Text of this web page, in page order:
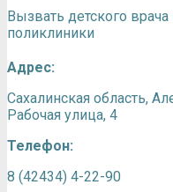
Вызвать детского
поликлиники
Адрес:
Сахалинская область,
Рабочая улица, 4
Телефон:
8 (42434) 4-22-90